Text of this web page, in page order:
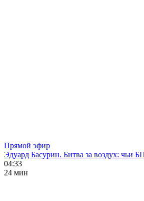
Прямой эфир
Эдуард Басурин. Битва за воздух: чьи
04:33
24 мин